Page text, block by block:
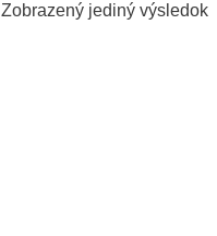
Zobrazený jediný výsledok